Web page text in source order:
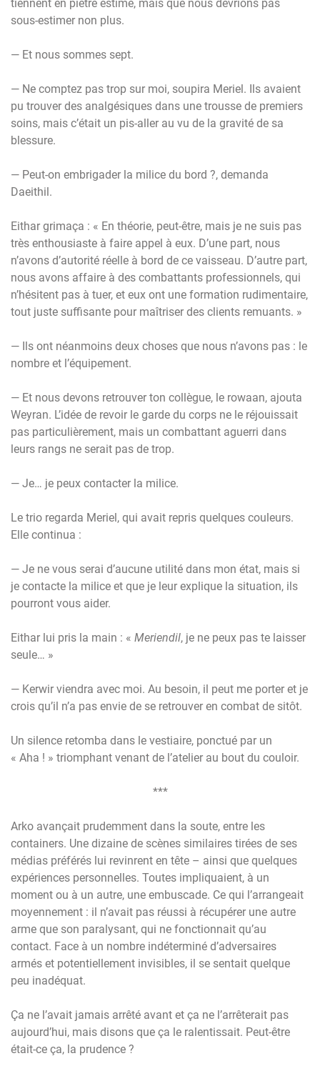
tiennent en piètre estime, mais que nous devrions pas
sous-estimer non plus.
— Et nous sommes sept.
— Ne comptez pas trop sur moi, soupira Meriel. Ils avaient
pu trouver des analgésiques dans une trousse de premiers
soins, mais c’était un pis-aller au vu de la gravité de sa
blessure.
— Peut-on embrigader la milice du bord ?, demanda
Daeithil.
Eithar grimaça : « En théorie, peut-être, mais je ne suis pas
très enthousiaste à faire appel à eux. D’une part, nous
n’avons d’autorité réelle à bord de ce vaisseau. D’autre part,
nous avons affaire à des combattants professionnels, qui
n’hésitent pas à tuer, et eux ont une formation rudimentaire,
tout juste suffisante pour maîtriser des clients remuants. »
— Ils ont néanmoins deux choses que nous n’avons pas : le
nombre et l’équipement.
— Et nous devons retrouver ton collègue, le rowaan, ajouta
Weyran. L’idée de revoir le garde du corps ne le réjouissait
pas particulièrement, mais un combattant aguerri dans
leurs rangs ne serait pas de trop.
— Je… je peux contacter la milice.
Le trio regarda Meriel, qui avait repris quelques couleurs.
Elle continua :
— Je ne vous serai d’aucune utilité dans mon état, mais si
je contacte la milice et que je leur explique la situation, ils
pourront vous aider.
Eithar lui pris la main : « Meriendil, je ne peux pas te laisser
seule… »
— Kerwir viendra avec moi. Au besoin, il peut me porter et je
crois qu’il n’a pas envie de se retrouver en combat de sitôt.
Un silence retomba dans le vestiaire, ponctué par un
« Aha ! » triomphant venant de l’atelier au bout du couloir.
***
Arko avançait prudemment dans la soute, entre les
containers. Une dizaine de scènes similaires tirées de ses
médias préférés lui revinrent en tête – ainsi que quelques
expériences personnelles. Toutes impliquaient, à un
moment ou à un autre, une embuscade. Ce qui l’arrangeait
moyennement : il n’avait pas réussi à récupérer une autre
arme que son paralysant, qui ne fonctionnait qu’au
contact. Face à un nombre indéterminé d’adversaires
armés et potentiellement invisibles, il se sentait quelque
peu inadéquat.
Ça ne l’avait jamais arrêté avant et ça ne l’arrêterait pas
aujourd’hui, mais disons que ça le ralentissait. Peut-être
était-ce ça, la prudence ?